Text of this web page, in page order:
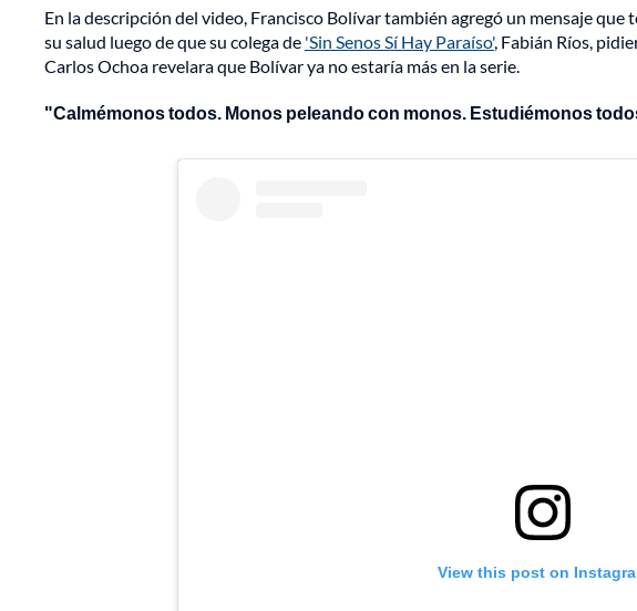
En la descripción del video, Francisco Bolívar también agregó un mensaje
su salud luego de que su colega de 'Sin Senos Sí Hay Paraíso', Fabián Ríos,
Carlos Ochoa revelara que Bolívar ya no estaría más en la serie.
"Calmémonos todos. Monos peleando con monos. Estudiémonos
View this post on